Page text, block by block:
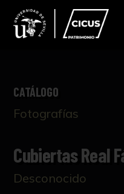
CATÁLOGO
Fotografías
Cubiertas Real
Desconocido